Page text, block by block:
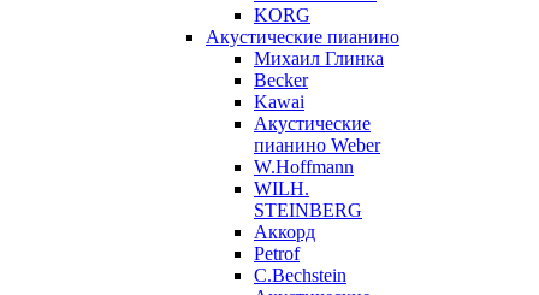
KORG
Акустические пианино
Михаил Глинка
Becker
Kawai
Акустические
пианино Weber
W.Hoffmann
WILH.
STEINBERG
Аккорд
Petrof
C.Bechstein